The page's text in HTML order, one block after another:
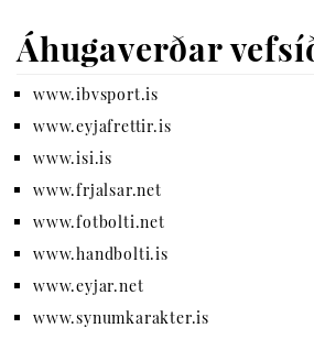
Áhugaverðar
www.ibvsport.is
www.eyjafrettir.is
www.isi.is
www.frjalsar.net
www.fotbolti.net
www.handbolti.is
www.eyjar.net
www.synumkarakter.is